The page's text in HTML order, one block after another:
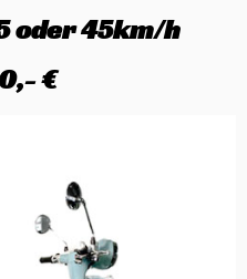
oder 45km/h
€